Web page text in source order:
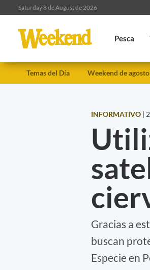
Saturday 8 de August de 2026
Pesca
Temas del Día Weekend de agosto
INFORMATIVO |
Gracias a
buscan
Especie en